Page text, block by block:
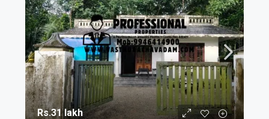
Rs.31 lakh